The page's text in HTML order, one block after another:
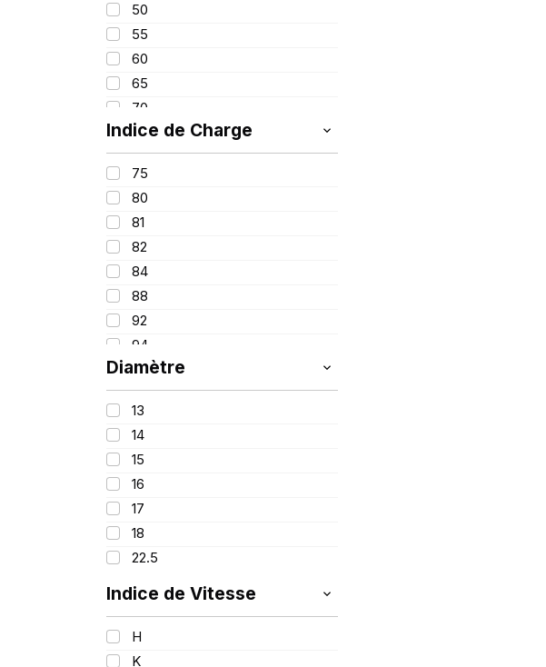
50
55
60
65
70
75
80
90
650
Indice de Charge
75
80
81
82
84
88
92
94
95
97
98
99
100
107/105
156/150
Diamètre
13
14
15
16
17
18
22.5
Indice de Vitesse
H
K